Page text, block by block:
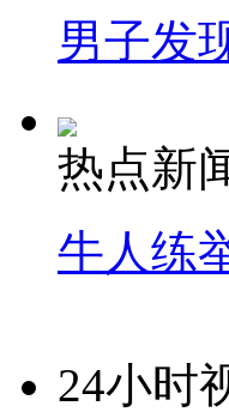
男子发
热点新
牛人练
24小时